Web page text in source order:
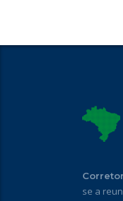
se a